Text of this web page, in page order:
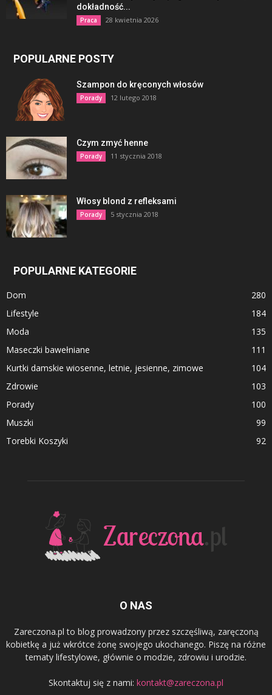
dokładność...
Praca 28 kwietnia 2026
POPULARNE POSTY
Szampon do kręconych włosów
Porady 12 lutego 2018
Czym zmyć henne
Porady 11 stycznia 2018
Włosy blond z refleksami
Porady 5 stycznia 2018
POPULARNE KATEGORIE
Dom
280
Lifestyle
184
Moda
135
Maseczki bawełniane
111
Kurtki damskie wiosenne, letnie, jesienne, zimowe
104
Zdrowie
103
Porady
100
Muszki
99
Torebki Koszyki
92
O NAS
Zareczona.pl to blog prowadzony przez szczęśliwą, zaręczoną
kobietkę a już wkrótce żonę swojego ukochanego. Piszę na różne
tematy lifestylowe, głównie o modzie, zdrowiu i urodzie.
Skontaktuj się z nami: kontakt@zareczona.pl